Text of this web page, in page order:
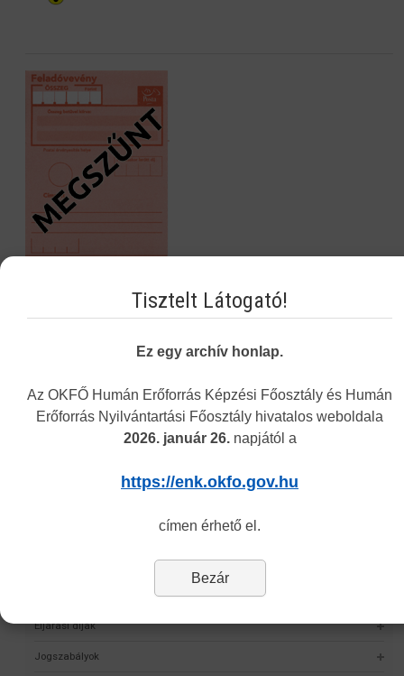
Navigáció
Intézményünkről
Alap- és Működési Kereső
Eljárási díjak
Jogszabályok
Tisztelt Látogató!
Ez egy archív honlap.
Az OKFŐ Humán Erőforrás Képzési Főosztály és Humán
Erőforrás Nyilvántartási Főosztály hivatalos weboldala
2026. január 26.napjától a
https://enk.okfo.gov.hu
címen érhető el.
Bezár